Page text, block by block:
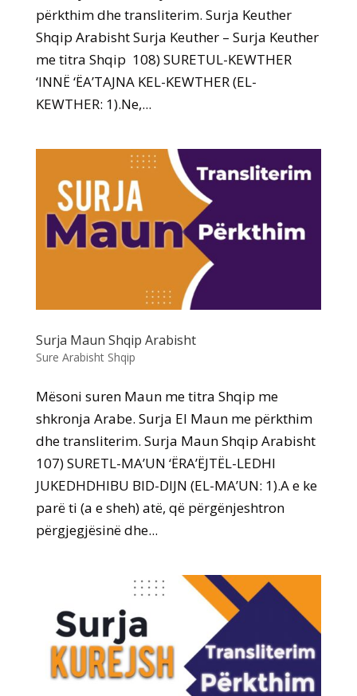
përkthim dhe transliterim. Surja Keuther
Shqip Arabisht Surja Keuther – Surja Keuther
me titra Shqip 108) SURETUL-KEWTHER
‘INNË ‘ËA’TAJNA KEL-KEWTHER (EL-
KEWTHER: 1).Ne,...
Surja Maun Shqip Arabisht
Sure Arabisht Shqip
Mësoni suren Maun me titra Shqip me
shkronja Arabe. Surja El Maun me përkthim
dhe transliterim. Surja Maun Shqip Arabisht
107) SURETL-MA’UN ‘ËRA’ËJTËL-LEDHI
JUKEDHDHIBU BID-DIJN (EL-MA’UN: 1).A e ke
parë ti (a e sheh) atë, që përgënjeshtron
përgjegjësinë dhe...